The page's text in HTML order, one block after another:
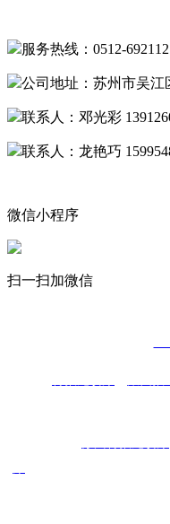
服务热线：0512-
公司地址：苏州市吴江
联系人：邓光彩
联系人：龙艳巧
微信小程序
扫一扫加微信